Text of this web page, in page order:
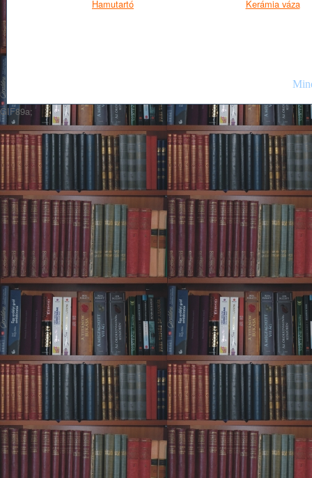
Hamutartó Kerámia váza
GIF89a;